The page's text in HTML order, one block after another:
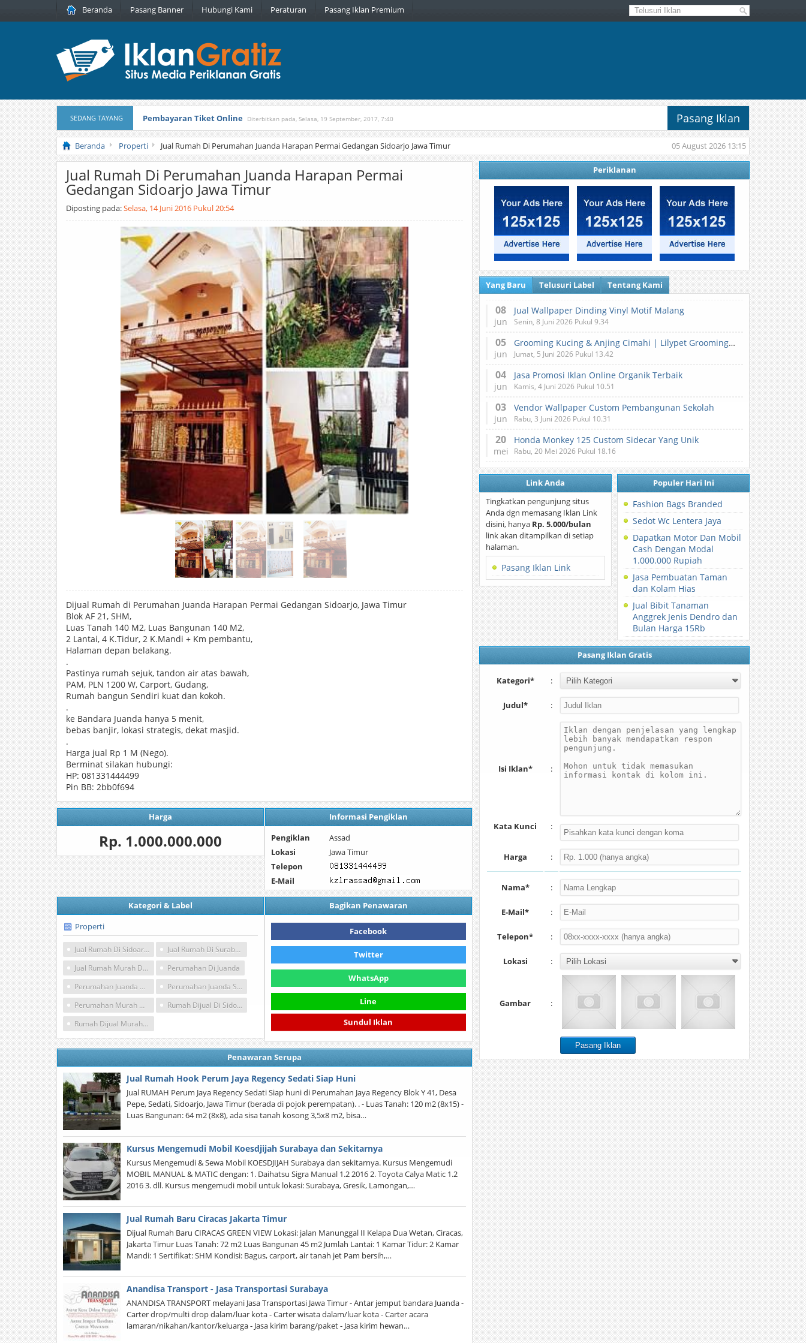
Beranda Pasang Banner Hubungi Kami Peraturan Pasang Iklan Premium
SEDANG TAYANG Pasang Iklan
Pembayaran Tiket Online Diterbitkan pada, Selasa, 19 September, 2017, 7:40
Masker Sprilulina Tiens Diterbitkan pada, Rabu, 6 Januari, 2016, 22:16 05 August 2026 13:15
Beranda Properti Jual Rumah Di Perumahan Juanda Harapan Permai Gedangan Sidoarjo Jawa Timur
Jual Rumah Di Perumahan Juanda Harapan Permai
Gedangan Sidoarjo Jawa Timur
Diposting pada:Selasa, 14 Juni 2016 Pukul 20:54
Dijual Rumah di Perumahan Juanda Harapan Permai Gedangan Sidoarjo, Jawa Timur
Blok AF 21, SHM,
Luas Tanah 140 M2, Luas Bangunan 140 M2,
2 Lantai, 4 K.Tidur, 2 K.Mandi + Km pembantu,
Halaman depan belakang.
.
Pastinya rumah sejuk, tandon air atas bawah,
PAM, PLN 1200 W, Carport, Gudang,
Rumah bangun Sendiri kuat dan kokoh.
.
ke Bandara Juanda hanya 5 menit,
bebas banjir, lokasi strategis, dekat masjid.
.
Harga jual Rp 1 M (Nego).
Berminat silakan hubungi:
HP: 081331444499
Pin BB: 2bb0f694
Harga
Rp. 1.000.000.000
Informasi Pengiklan
Pengiklan
Assad
Lokasi
Jawa Timur
Telepon
E-Mail
Kategori & Label
Properti
Jual Rumah Di Sidoarjo
Jual Rumah Di Surabaya
Jual Rumah Murah Di Surabaya
Perumahan Di Juanda
Perumahan Juanda Harapan Permai Sidoarjo
Perumahan Juanda Surabaya
Perumahan Murah Di Sidoarjo
Rumah Dijual Di Sidoarjo
Rumah Dijual Murah Sidoarjo
Bagikan Penawaran
Facebook
Twitter
WhatsApp
Line
Sundul Iklan
Penawaran Serupa
Jual Rumah Hook Perum Jaya Regency Sedati Siap Huni
Jual RUMAH Perum Jaya Regency Sedati Siap huni di Perumahan Jaya Regency Blok Y 41, Desa
Pepe, Sedati, Sidoarjo, Jawa Timur (berada di pojok perempatan). . - Luas Tanah: 120 m2 (8x15) -
Luas Bangunan: 64 m2 (8x8), ada sisa tanah kosong 3,5x8 m2, bisa…
Kursus Mengemudi Mobil Koesdjijah Surabaya dan Sekitarnya
Kursus Mengemudi & Sewa Mobil KOESDJIJAH Surabaya dan sekitarnya. Kursus Mengemudi
MOBIL MANUAL & MATIC dengan: 1. Daihatsu Sigra Manual 1.2 2016 2. Toyota Calya Matic 1.2
2016 3. dll. Kursus mengemudi mobil untuk lokasi: Surabaya, Gresik, Lamongan,…
Jual Rumah Baru Ciracas Jakarta Timur
Dijual Rumah Baru CIRACAS GREEN VIEW Lokasi: jalan Manunggal II Kelapa Dua Wetan, Ciracas,
Jakarta Timur Luas Tanah: 72 m2 Luas Bangunan 45 m2 Jumlah Lantai: 1 Kamar Tidur: 2 Kamar
Mandi: 1 Sertifikat: SHM Kondisi: Bagus, carport, air tanah jet Pam bersih,…
Anandisa Transport - Jasa Transportasi Surabaya
ANANDISA TRANSPORT melayani Jasa Transportasi Jawa Timur - Antar jemput bandara Juanda -
Carter drop/multi drop dalam/luar kota - Carter wisata dalam/luar kota - Carter acara
lamaran/nikahan/kantor/keluarga - Jasa kirim barang/paket - Jasa kirim hewan…
Periklanan
Yang Baru Telusuri Label Tentang Kami
08
jun
Jual Wallpaper Dinding Vinyl Motif Malang
Senin, 8 Juni 2026 Pukul 9.34
05
jun
Grooming Kucing & Anjing Cimahi | Lilypet Grooming & Pet Hotel
Jumat, 5 Juni 2026 Pukul 13.42
04
jun
Jasa Promosi Iklan Online Organik Terbaik
Kamis, 4 Juni 2026 Pukul 10.51
03
jun
Vendor Wallpaper Custom Pembangunan Sekolah
Rabu, 3 Juni 2026 Pukul 10.31
20
mei
Honda Monkey 125 Custom Sidecar Yang Unik
Rabu, 20 Mei 2026 Pukul 18.16
Link Anda
Tingkatkan pengunjung situs
Anda dgn memasang Iklan Link
disini, hanya Rp. 5.000/bulan
link akan ditampilkan di setiap
halaman.
Pasang Iklan Link
Populer Hari Ini
Fashion Bags Branded
Sedot Wc Lentera Jaya
Dapatkan Motor Dan Mobil
Cash Dengan Modal
1.000.000 Rupiah
Jasa Pembuatan Taman
dan Kolam Hias
Jual Bibit Tanaman
Anggrek Jenis Dendro dan
Bulan Harga 15Rb
Pasang Iklan Gratis
Kategori* :
Judul* :
Isi Iklan* :
Kata Kunci :
Harga :
Nama* :
E-Mail* :
Telepon* :
Lokasi :
Gambar :